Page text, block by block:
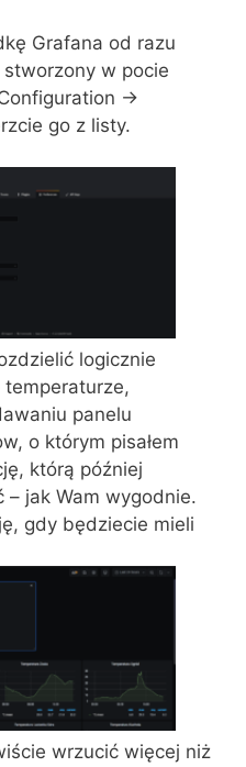
Grafana od razu
stworzony w pocie
->
go z listy.
logicznie
panelu
o którym pisałem
którą później
– jak Wam wygodnie.
gdy będziecie mieli
wrzucić więcej niż